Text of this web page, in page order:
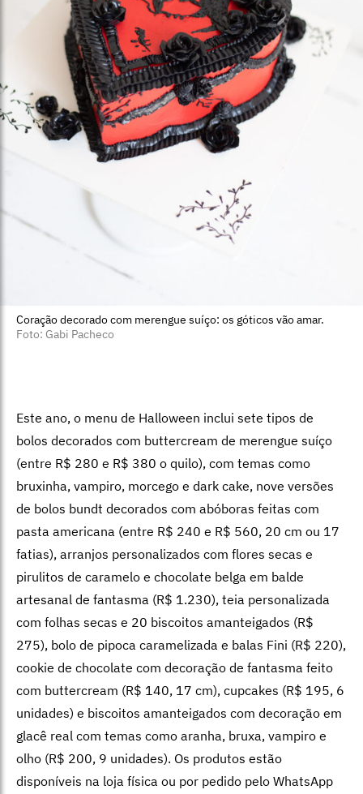
Coração decorado com merengue suíço: os góticos vão amar.
Foto: Gabi Pacheco
Este ano, o menu de Halloween inclui sete tipos de
bolos decorados com buttercream de merengue suíço
(entre R$ 280 e R$ 380 o quilo), com temas como
bruxinha, vampiro, morcego e dark cake, nove versões
de bolos bundt decorados com abóboras feitas com
pasta americana (entre R$ 240 e R$ 560, 20 cm ou 17
fatias), arranjos personalizados com flores secas e
pirulitos de caramelo e chocolate belga em balde
artesanal de fantasma (R$ 1.230), teia personalizada
com folhas secas e 20 biscoitos amanteigados (R$
275), bolo de pipoca caramelizada e balas Fini (R$ 220),
cookie de chocolate com decoração de fantasma feito
com buttercream (R$ 140, 17 cm), cupcakes (R$ 195, 6
unidades) e biscoitos amanteigados com decoração em
glacê real com temas como aranha, bruxa, vampiro e
olho (R$ 200, 9 unidades). Os produtos estão
disponíveis na loja física ou por pedido pelo WhatsApp